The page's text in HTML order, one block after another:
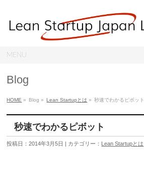
MENU
Blog
HOME » Blog » Lean Startupとは » 秒速でわかるピボット
秒速でわかるピボット
投稿日：2014年3月5日 | カテゴリー： Lean Startupとは